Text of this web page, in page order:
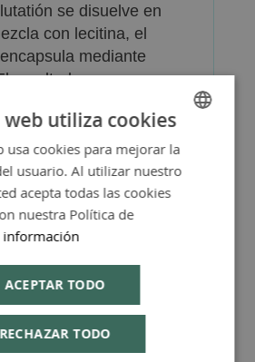
se disuelve en
con lecitina, el
mediante
resultado es una
frasco de 100ml con
SPANISH
ENGLISH
web utiliza cookies
usa cookies para mejorar la
usuario. Al utilizar nuestro
acepta todas las cookies
nuestra Política de
información
ACEPTAR TODO
RECHAZAR TODO